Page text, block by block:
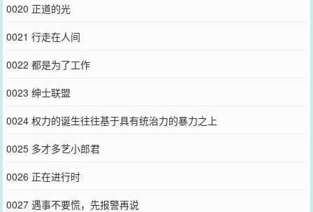
0020 正道的光
0021 行走在人间
0022 都是为了工作
0023 绅士联盟
0024 权力的诞生往往基于具有统治力的暴力之上
0025 多才多艺小郎君
0026 正在进行时
0027 遇事不要慌，先报警再说